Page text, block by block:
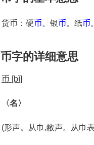
货币 ：硬币。银币。纸币
币字的详细意思
币 [bì]
〈名〉
(形声。从巾,敝声。从巾